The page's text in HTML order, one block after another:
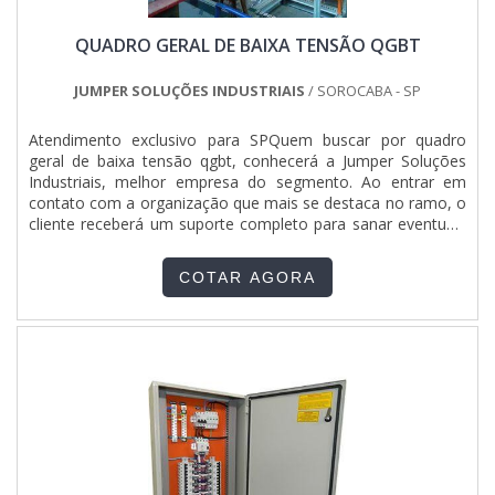
QUADRO GERAL DE BAIXA TENSÃO QGBT
JUMPER SOLUÇÕES INDUSTRIAIS / SOROCABA - SP
Atendimento exclusivo para SPQuem buscar por quadro
geral de baixa tensão qgbt, conhecerá a Jumper Soluções
Industriais, melhor empresa do segmento. Ao entrar em
contato com a organização que mais se destaca no ramo, o
cliente receberá um suporte completo para sanar eventuais
quadro geral de baixa tensão qgbt, com a Jumper Soluções
Industriais o cliente obterá assertividade e diversas opções
QUADRO GERAL DE BAIXA TENSÃO QGBTA Jumper
qualidade onde são realizadas as atividades e equipamentos
de última geração, tudo isso para oferecer quadro geral de
baixa tensão qgbt com precisão.Há muitas maneiras
eficientes de uma companhia demonstrar competência,
excelência e destaque em sua área de atuação. A Jumper
COTAR AGORA